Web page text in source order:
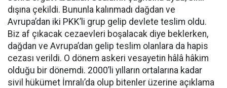
dışına çekildi. Bununla kalınmadı dağdan ve
Avrupa’dan iki PKK’li grup gelip devlete teslim oldu.
Biz af çıkacak cezaevleri boşalacak diye beklerken,
dağdan ve Avrupa’dan gelip teslim olanlara da hapis
cezası verildi. O dönem askeri vesayetin hâlâ hâkim
olduğu bir dönemdi. 2000’li yılların ortalarına kadar
sivil hükümet İmralı’da olup bitenler üzerine açıklama